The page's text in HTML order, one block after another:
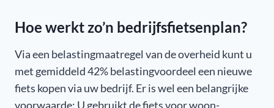
Hoe werkt zo’n bedrijfsfietsenplan?
Via een belastingmaatregel van de overheid kunt u
met gemiddeld 42% belastingvoordeel een nieuwe
fiets kopen via uw bedrijf. Er is wel een belangrijke
voorwaarde: U gebruikt de fiets voor woon-